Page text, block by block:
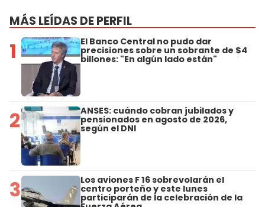
MÁS LEÍDAS DE PERFIL
1 El Banco Central no pudo dar
precisiones sobre un sobrante de $4
billones: "En algún lado están"
2 ANSES: cuándo cobran jubilados y
pensionados en agosto de 2026,
según el DNI
3 Los aviones F 16 sobrevolarán el
centro porteño y este lunes
participarán de la celebración de la